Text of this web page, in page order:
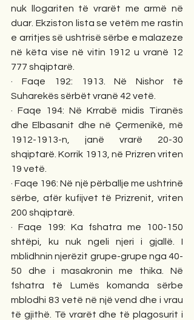
nuk llogariten të vrarët me armë në
duar. Ekziston lista se vetëm me rastin
e arritjes së ushtrisë sërbe e malazeze
në këta vise në vitin 1912 u vranë 12
777 shqiptarë.
· Faqe 192: 1913. Në Nishor të
Suharekës sërbët vranë 42 vetë.
· Faqe 194: Në Krrabë midis Tiranës
dhe Elbasanit dhe në Çermenikë, më
1912-1913-n, janë vrarë 20-30
shqiptarë. Korrik 1913, në Prizren vriten
19 vetë.
· Faqe 196: Në një përballje me ushtrinë
sërbe, afër kufijvet të Prizrenit, vriten
200 shqiptarë.
· Faqe 199: Ka fshatra me 100-150
shtëpi, ku nuk ngeli njeri i gjallë. I
mblidhnin njerëzit grupe-grupe nga 40-
50 dhe i masakronin me thika. Në
fshatra të Lumës komanda sërbe
mblodhi 83 vetë në një vend dhe i vrau
të gjithë. Të vrarët dhe të plagosurit i